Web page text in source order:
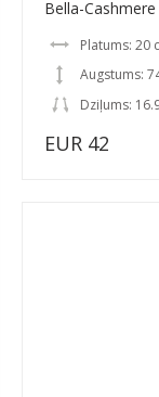
Bella-
Platums: 20
Augstums:
Dziļums:
EUR 42